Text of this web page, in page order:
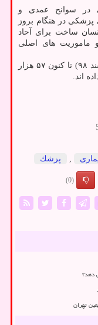
در سوانح عمدی و
در هنگام بروز
ساخت برای آحاد
ماموریت های اصلی
از شروع شیوع ویروس کرونا در کشور(اسفند ۹۸) تا کنون ۵۷ هزار
پزشك
(0)
دهد؟
تهران